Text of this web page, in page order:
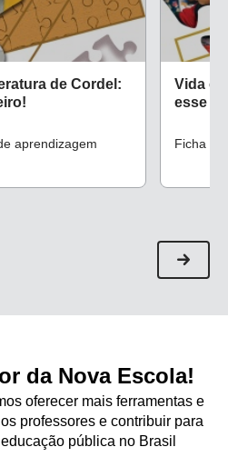
de Cordel:
aprendizagem
Vida
esse
Ficha
da Nova Escola!
oferecer mais ferramentas e
professores e contribuir para
pública no Brasil